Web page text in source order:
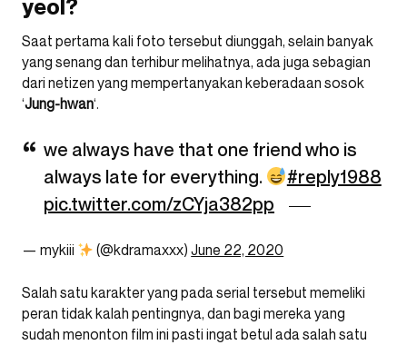
yeol?
Saat pertama kali foto tersebut diunggah, selain banyak
yang senang dan terhibur melihatnya, ada juga sebagian
dari netizen yang mempertanyakan keberadaan sosok
‘Jung-hwan‘.
we always have that one friend who is
always late for everything.
#reply1988
pic.twitter.com/zCYja382pp
— mykiii (@kdramaxxx)June 22, 2020
Salah satu karakter yang pada serial tersebut memeliki
peran tidak kalah pentingnya, dan bagi mereka yang
sudah menonton film ini pasti ingat betul ada salah satu